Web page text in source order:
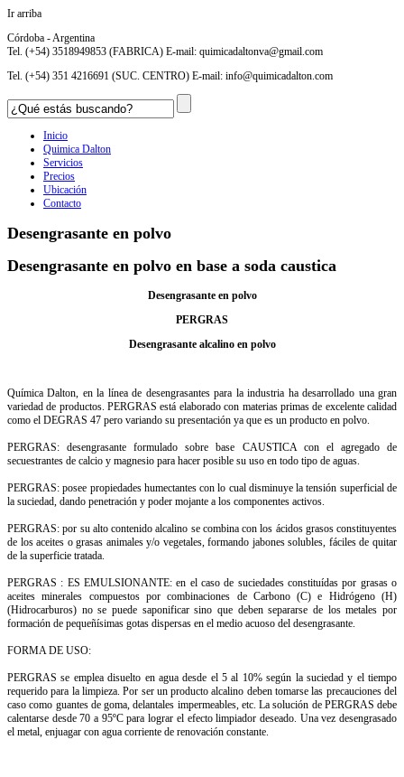
Ir arriba
Córdoba - Argentina
Tel. (+54) 3518949853 (FABRICA) E-mail: quimicadaltonva@gmail.com
Tel. (+54) 351 4216691 (SUC. CENTRO) E-mail: info@quimicadalton.com
Inicio
Quimica Dalton
Servicios
Precios
Ubicación
Contacto
Desengrasante en polvo
Desengrasante en polvo en base a soda caustica
Desengrasante en polvo
PERGRAS
Desengrasante alcalino en polvo
Química Dalton, en la línea de desengrasantes para la industria ha desarrollado una gran
variedad de productos. PERGRAS está elaborado con materias primas de excelente calidad
como el DEGRAS 47 pero variando su presentación ya que es un producto en polvo.
PERGRAS: desengrasante formulado sobre base CAUSTICA con el agregado de
secuestrantes de calcio y magnesio para hacer posible su uso en todo tipo de aguas.
PERGRAS: posee propiedades humectantes con lo cual disminuye la tensión superficial de
la suciedad, dando penetración y poder mojante a los componentes activos.
PERGRAS: por su alto contenido alcalino se combina con los ácidos grasos constituyentes
de los aceites o grasas animales y/o vegetales, formando jabones solubles, fáciles de quitar
de la superficie tratada.
PERGRAS : ES EMULSIONANTE: en el caso de suciedades constituídas por grasas o
aceites minerales compuestos por combinaciones de Carbono (C) e Hidrógeno (H)
(Hidrocarburos) no se puede saponificar sino que deben separarse de los metales por
formación de pequeñísimas gotas dispersas en el medio acuoso del desengrasante.
FORMA DE USO:
PERGRAS se emplea disuelto en agua desde el 5 al 10% según la suciedad y el tiempo
requerido para la limpieza. Por ser un producto alcalino deben tomarse las precauciones del
caso como guantes de goma, delantales impermeables, etc. La solución de PERGRAS debe
calentarse desde 70 a 95ºC para lograr el efecto limpiador deseado. Una vez desengrasado
el metal, enjuagar con agua corriente de renovación constante.